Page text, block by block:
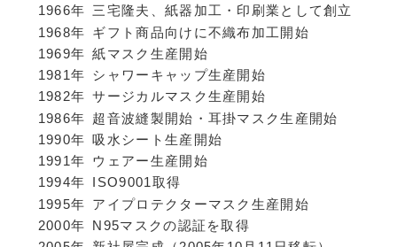
1966年 三宅隆夫、紙器加工・印刷業として創立
1968年
ギフト商品向けに不織布加工開始
1969年 紙マスク生産開始
1981年
シャワーキャップ生産開始
1982年 サージカルマスク生産開始
1986年
超音波縫製開始・耳掛マスク生産開始
1990年
吸水シート生産開始
1991年
ウェアー生産開始
1994年
ISO9001取得
1995年
アイプロテクターマスク生産開始
2000年
N95マスクの認証を取得